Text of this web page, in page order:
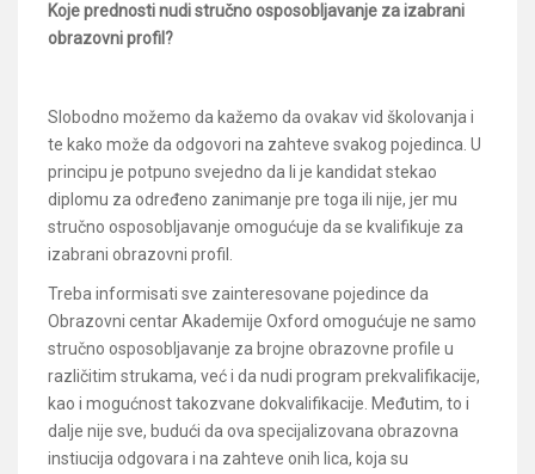
Koje prednosti nudi stručno osposobljavanje za izabrani
obrazovni profil?
Slobodno možemo da kažemo da ovakav vid školovanja i
te kako može da odgovori na zahteve svakog pojedinca. U
principu je potpuno svejedno da li je kandidat stekao
diplomu za određeno zanimanje pre toga ili nije, jer mu
stručno osposobljavanje omogućuje da se kvalifikuje za
izabrani obrazovni profil.
Treba informisati sve zainteresovane pojedince da
Obrazovni centar Akademije Oxford omogućuje ne samo
stručno osposobljavanje za brojne obrazovne profile u
različitim strukama, već i da nudi program prekvalifikacije,
kao i mogućnost takozvane dokvalifikacije. Međutim, to i
dalje nije sve, budući da ova specijalizovana obrazovna
instiucija odgovara i na zahteve onih lica, koja su